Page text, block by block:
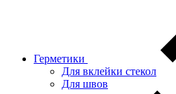
Герметики
Для вклейки стекол
Для швов